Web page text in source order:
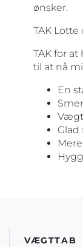
ønsker.
TAK Lotte
TAK for
til at nå
En
VÆGTTAB